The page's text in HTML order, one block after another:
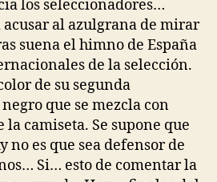
los seleccionadores…
acusar al azulgrana de mirar
suena el himno de España
de la selección.
de su segunda
que se mezcla con
camiseta. Se supone que
no es que sea defensor de
Si… esto de comentar la